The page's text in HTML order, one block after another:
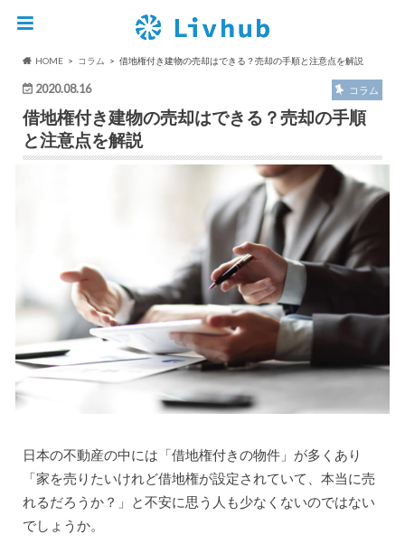
HOME コラム 借地権付き建物の売却はできる？売却の手順と注意点を解説
2020.08.16 コラム
借地権付き建物の売却はできる？売却の手順
と注意点を解説
日本の不動産の中には「借地権付きの物件」が多くあり
「家を売りたいけれど借地権が設定されていて、本当に売
れるだろうか？」と不安に思う人も少なくないのではない
でしょうか。